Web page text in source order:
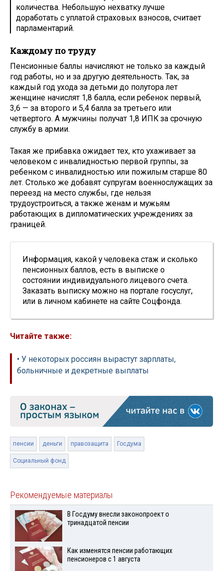
количества. Небольшую нехватку лучше
доработать с уплатой страховых взносов, считает
парламентарий.
Каждому по труду
Пенсионные баллы начисляют не только за каждый
год работы, но и за другую деятельность. Так, за
каждый год ухода за детьми до полутора лет
женщине начислят 1,8 балла, если ребенок первый,
3,6 — за второго и 5,4 балла за третьего или
четвертого. А мужчины получат 1,8 ИПК за срочную
службу в армии.
Такая же прибавка ожидает тех, кто ухаживает за
человеком с инвалидностью первой группы, за
ребенком с инвалидностью или пожилым старше 80
лет. Столько же добавят супругам военнослужащих за
переезд на место службы, где нельзя
трудоустроиться, а также женам и мужьям
работающих в дипломатических учреждениях за
границей.
Информация, какой у человека стаж и сколько
пенсионных баллов, есть в выписке о
состоянии индивидуального лицевого счета.
Заказать выписку можно на портале госуслуг,
или в личном кабинете на сайте Соцфонда.
Читайте также:
• У некоторых россиян вырастут зарплаты,
больничные и декретные выплаты
пенсии деньги правозащита Госдума
Социальный фонд
Рекомендуемые материалы
В Госдуму внесли законопроект о
тринадцатой пенсии
Как изменятся пенсии работающих
пенсионеров с 1 августа